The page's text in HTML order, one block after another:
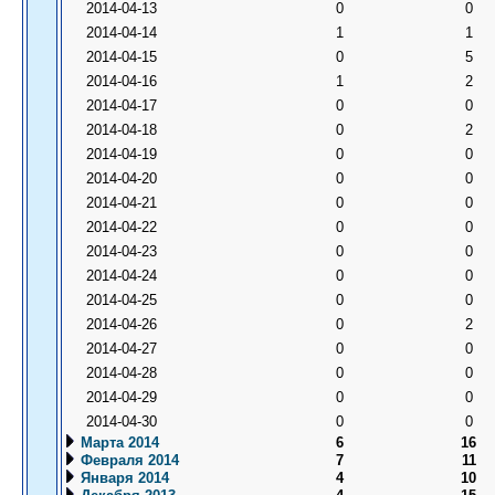
2014-04-13 0
0
2014-04-14
1
1
2014-04-15
0
5
2014-04-16
1
2
2014-04-17
0
0
2014-04-18
0
2
2014-04-19
0
0
2014-04-20
0
0
2014-04-21
0
0
2014-04-22
0
0
2014-04-23
0
0
2014-04-24
0
0
2014-04-25
0
0
2014-04-26
0
2
2014-04-27
0
0
2014-04-28
0
0
2014-04-29
0
0
2014-04-30
0
0
Марта 2014
6
16
Февраля 2014
7
11
Января 2014
4
10